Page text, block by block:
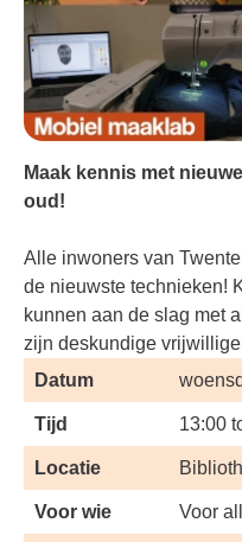
Maak kennis met
oud!
Alle inwoners van
de nieuwste technieken!
kunnen aan de slag met
zijn deskundige
Datum
Tijd 13:00
Locatie
Voor wie Voor